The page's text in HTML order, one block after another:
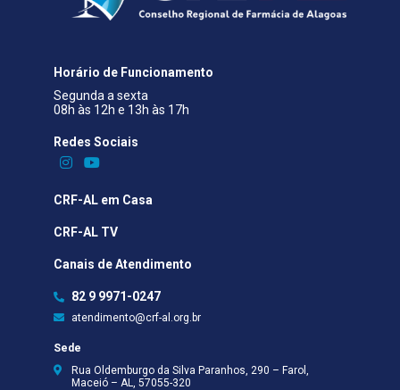
Horário de Funcionamento
Segunda a sexta
08h às 12h e 13h às 17h
Redes Sociais​
CRF-AL em Casa
CRF-AL TV
Canais de Atendimento
82 9 9971-0247
atendimento@crf-al.org.br
Sede
Rua Oldemburgo da Silva Paranhos, 290 – Farol,
Maceió – AL, 57055-320